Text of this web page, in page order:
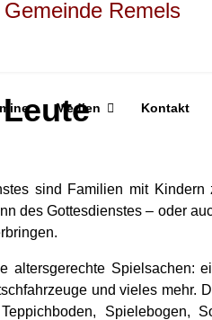
Medien Kontakt
sind Familien mit
des Gottesdienstes – oder
altersgerechte
und vieles mehr.
Spielebogen,